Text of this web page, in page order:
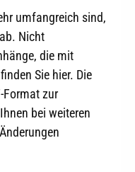
umfangreich sind,
Nicht
die mit
Sie hier. Die
Format zur
bei weiteren